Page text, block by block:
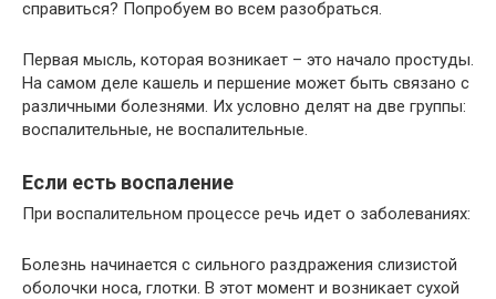
справиться? Попробуем во всем разобраться.
Первая мысль, которая возникает – это начало простуды.
На самом деле кашель и першение может быть связано с
различными болезнями. Их условно делят на две группы:
воспалительные, не воспалительные.
Если есть воспаление
При воспалительном процессе речь идет о заболеваниях:
Болезнь начинается с сильного раздражения слизистой
оболочки носа, глотки. В этот момент и возникает сухой